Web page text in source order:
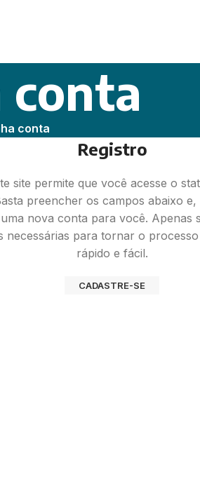
conta
conta
Registro
site permite que você acesse o
preencher os campos abaixo
nova conta para você. Apenas
necessárias para tornar o
rápido e fácil.
CADASTRE-SE